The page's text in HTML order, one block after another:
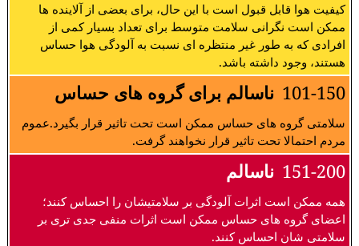
کیفیت هوا قابل قبول است با این حال، برای بعضی از آلاینده ها
ممکن است نگرانی سلامت متوسط برای تعداد بسیار کمی از
افرادی که به طور غیر منتظره ای نسبت به آلودگی هوا حساس
هستند، وجود داشته باشد.
101-150 ناسالم برای گروه های حساس
سلامتی گروه های حساس ممکن است تحت تاثیر قرار بگیرد.عموم
مردم احتمالا تحت تاثیر قرار نخواهند گرفت.
151-200 ناسالم
همه ممکن است اثرات آلودگی بر سلامتیشان را احساس کنند؛
اعضای گروه های حساس ممکن است اثرات منفی جدی تری بر
سلامتی شان احساس کنند.